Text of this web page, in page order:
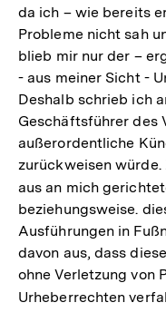
da ich – wie bereits
Probleme nicht sah
blieb mir nur der –
- aus meiner Sicht -
Deshalb schrieb ich
Geschäftsführer des
außerordentliche
zurückweisen
aus an mich
beziehungsweise.
Ausführungen in
davon aus, dass
ohne Verletzung von
Urheberrechten